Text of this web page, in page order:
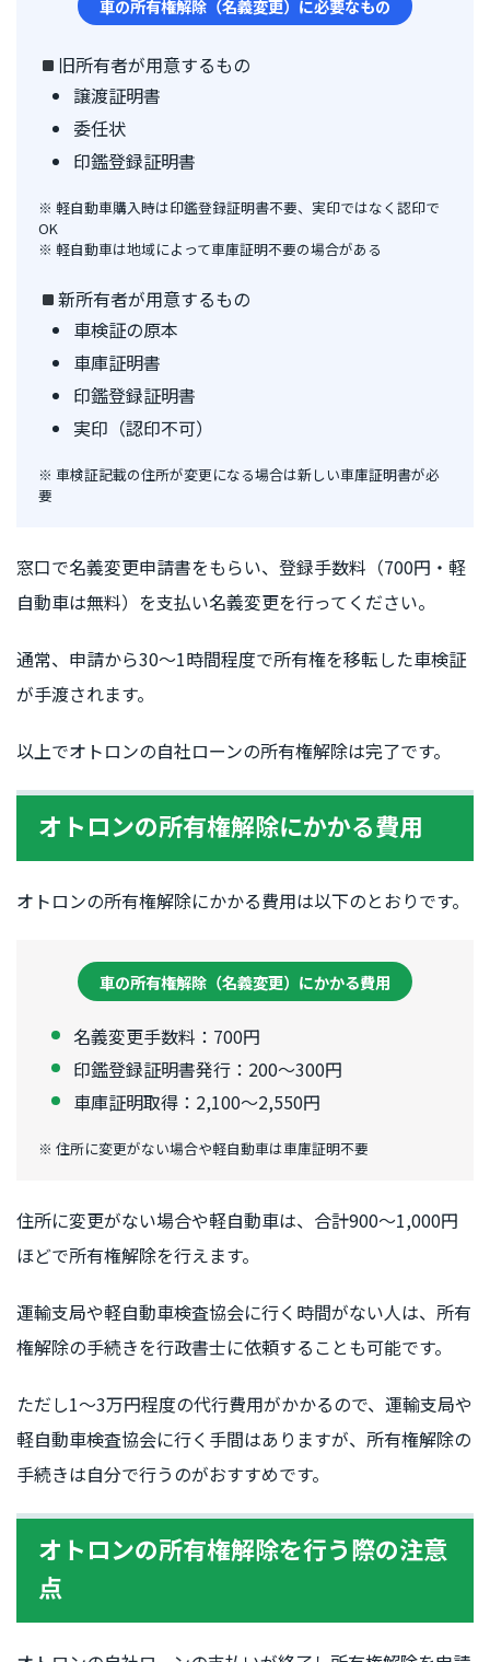
車の所有権解除（名義変更）に必要なもの
旧所有者が用意するもの
譲渡証明書
委任状
印鑑登録証明書
※ 軽自動車購入時は印鑑登録証明書不要、実印ではなく認印で
OK
※ 軽自動車は地域によって車庫証明不要の場合がある
新所有者が用意するもの
車検証の原本
車庫証明書
印鑑登録証明書
実印（認印不可）
※ 車検証記載の住所が変更になる場合は新しい車庫証明書が必
要
窓口で名義変更申請書をもらい、登録手数料（700円・軽
自動車は無料）を支払い名義変更を行ってください。
通常、申請から30〜1時間程度で所有権を移転した車検証
が手渡されます。
以上でオトロンの自社ローンの所有権解除は完了です。
オトロンの所有権解除にかかる費用
オトロンの所有権解除にかかる費用は以下のとおりです。
車の所有権解除（名義変更）にかかる費用
名義変更手数料：700円
印鑑登録証明書発行：200〜300円
車庫証明取得：2,100〜2,550円
※ 住所に変更がない場合や軽自動車は車庫証明不要
住所に変更がない場合や軽自動車は、合計900〜1,000円
ほどで所有権解除を行えます。
運輸支局や軽自動車検査協会に行く時間がない人は、所有
権解除の手続きを行政書士に依頼することも可能です。
ただし1〜3万円程度の代行費用がかかるので、運輸支局や
軽自動車検査協会に行く手間はありますが、所有権解除の
手続きは自分で行うのがおすすめです。
オトロンの所有権解除を行う際の注意
点